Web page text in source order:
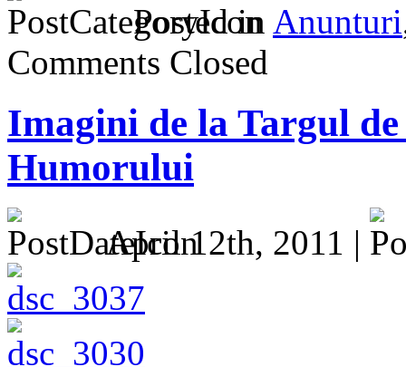
Posted in Anunturi
Comments Closed
Imagini de la Targul
Humorului
April 12th, 2011 |